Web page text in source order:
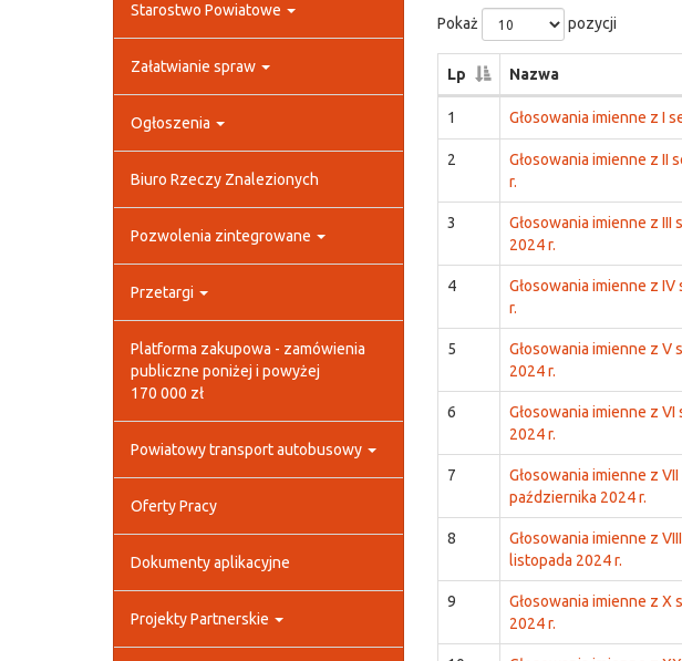
Starostwo Powiatowe
Załatwianie spraw
Ogłoszenia
Biuro Rzeczy Znalezionych
Pozwolenia zintegrowane
Przetargi
Platforma zakupowa - zamówienia
publiczne poniżej i powyżej
170 000 zł
Powiatowy transport autobusowy
Oferty Pracy
Dokumenty aplikacyjne
Projekty Partnerskie
Pokaż pozycji
Lp Nazwa
1 Głosowania imienne z I
2
Głosowania imienne z II
r.
3
Głosowania imienne z
2024 r.
4
Głosowania imienne z
r.
5
Głosowania imienne z V
2024 r.
6
Głosowania imienne z
2024 r.
7
Głosowania imienne z
października 2024 r.
8
Głosowania imienne z
listopada 2024 r.
9
Głosowania imienne z X
2024 r.